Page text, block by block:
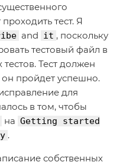
тест. Я
and it , поскольку
тестовый файл в
Тест должен
он пройдет успешно.
для
в том, чтобы
на Getting started
.
собственных